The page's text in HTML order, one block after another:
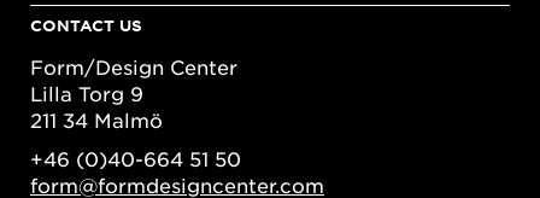
CONTACT US
Form/Design Center
Lilla Torg 9
211 34 Malmö
+46 (0)40-664 51 50
form@formdesigncenter.com